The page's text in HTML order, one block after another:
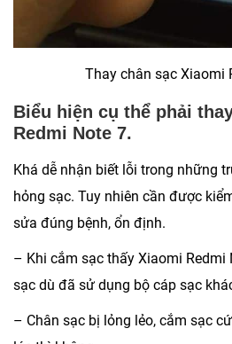
Thay chân sạc Xiaomi
Biểu hiện cụ thể phải
Redmi Note 7.
Khá dễ nhận biết lỗi trong những
hỏng sạc. Tuy nhiên cần được
sửa đúng bệnh, ổn định.
– Khi cắm sạc thấy Xiaomi Redmi
sạc dù đã sử dụng bộ cáp sạc
– Chân sạc bị lỏng lẻo, cắm sạc